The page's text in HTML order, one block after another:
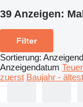
39 Anzeigen:
Filter
Sortierung:
Anzeigendatum
zuerst Baujahr -